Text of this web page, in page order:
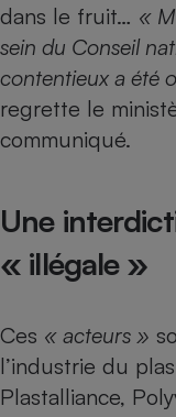
dans le fruit… «
sein du Conseil
contentieux a été
regrette le
communiqué.
Une
« illégale »
Ces « acteurs »
l’industrie du
Plastalliance,